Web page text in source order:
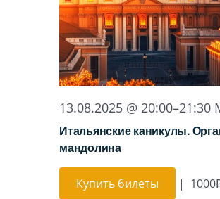
13.08.2025 @ 20:00–21:30
Итальянские каникулы.
мандолина
Купить билеты |